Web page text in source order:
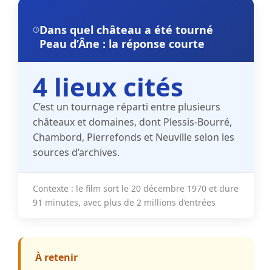
Dans quel château a été tourné
Peau d’Âne : la réponse courte
4 lieux cités
C’est un tournage réparti entre plusieurs
châteaux et domaines, dont Plessis-Bourré,
Chambord, Pierrefonds et Neuville selon les
sources d’archives.
Contexte : le film sort le 20 décembre 1970 et dure
91 minutes, avec plus de 2 millions d’entrées
À retenir